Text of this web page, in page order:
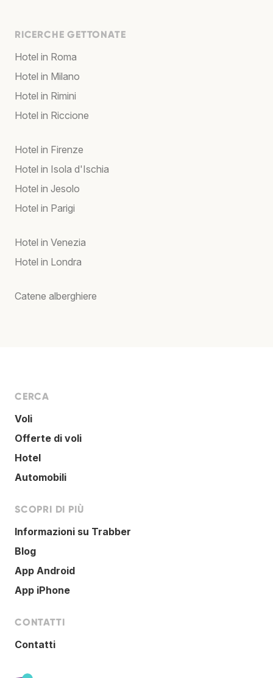
RICERCHE GETTONATE
Hotel in Roma
Hotel in Milano
Hotel in Rimini
Hotel in Riccione
Hotel in Firenze
Hotel in Isola d'Ischia
Hotel in Jesolo
Hotel in Parigi
Hotel in Venezia
Hotel in Londra
Catene alberghiere
CERCA
Voli
Offerte di voli
Hotel
Automobili
SCOPRI DI PIÙ
Informazioni su Trabber
Blog
App Android
App iPhone
CONTATTI
Contatti